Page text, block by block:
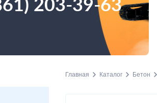
203-39-63
Главная Каталог Бетон